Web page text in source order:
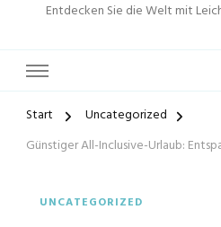
Entdecken Sie die Welt mit
Start
Uncategorized
Günstiger All-Inclusive-Urlaub:
UNCATEGORIZED